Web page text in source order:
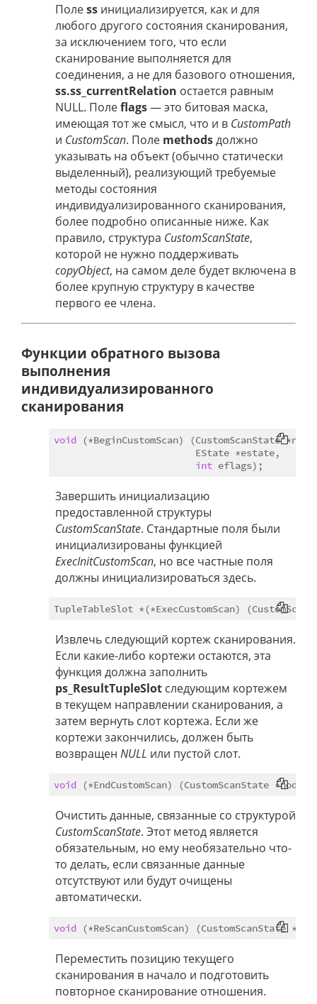
Полеss инициализируется, как и для
любого другого состояния сканирования,
за исключением того, что если
сканирование выполняется для
соединения, а не для базового отношения,
ss.ss_currentRelation остается равным
NULL. Полеflags— это битовая маска,
имеющая тот же смысл, что и в CustomPath
и CustomScan. Поле methodsдолжно
указывать на объект (обычно статически
выделенный), реализующий требуемые
методы состояния
индивидуализированного сканирования,
более подробно описанные ниже. Как
правило, структура CustomScanState,
которой не нужно поддерживать
copyObject, на самом деле будет включена в
более крупную структуру в качестве
первого ее члена.
Функции обратного вызова
выполнения
индивидуализированного
сканирования
void (*BeginCustomScan) (CustomScanState
                         EState *estate,
int
Завершить инициализацию
предоставленной структуры
CustomScanState. Стандартные поля были
инициализированы функцией
ExecInitCustomScan, но все частные поля
должны инициализироваться здесь.
Извлечь следующий кортеж сканирования.
Если какие-либо кортежи остаются, эта
функция должна заполнить
ps_ResultTupleSlot следующим кортежем
в текущем направлении сканирования, а
затем вернуть слот кортежа. Если же
кортежи закончились, должен быть
возвращен NULL или пустой слот.
void
Очистить данные, связанные со структурой
CustomScanState. Этот метод является
обязательным, но ему необязательно что-
то делать, если связанные данные
отсутствуют или будут очищены
автоматически.
void
Переместить позицию текущего
сканирования в начало и подготовить
повторное сканирование отношения.